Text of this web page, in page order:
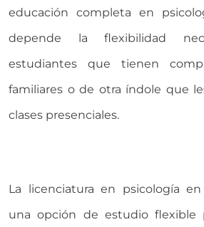
educación completa en
depende la flexibilidad
estudiantes que tienen
familiares o de otra índole que
clases presenciales.
La licenciatura en psicología
una opción de estudio flexible